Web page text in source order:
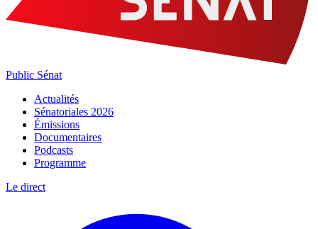
Public Sénat
Actualités
Sénatoriales 2026
Émissions
Documentaires
Podcasts
Programme
Le direct